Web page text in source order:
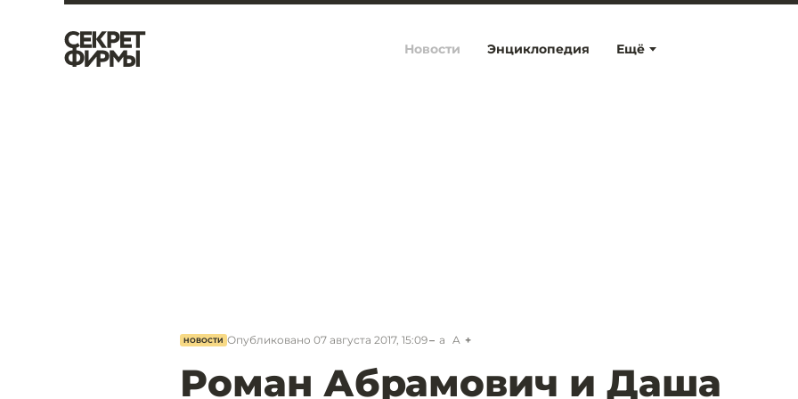
Ещё
Новости Энциклопедия
НОВОСТИ Опубликовано 07 августа 2017, 15:09 a A
Роман Абрамович и Даша